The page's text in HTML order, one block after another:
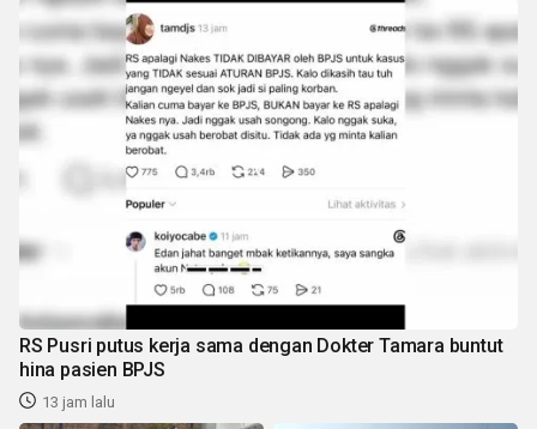
RS Pusri putus kerja sama dengan Dokter Tamara buntut
hina pasien BPJS
13 jam lalu